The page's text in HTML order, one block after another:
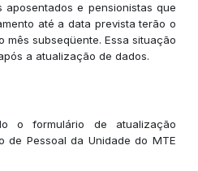
aposentados e pensionistas que
até a data prevista terão o
mês subseqüente. Essa situação
a atualização de dados.
o formulário de atualização
de Pessoal da Unidade do MTE